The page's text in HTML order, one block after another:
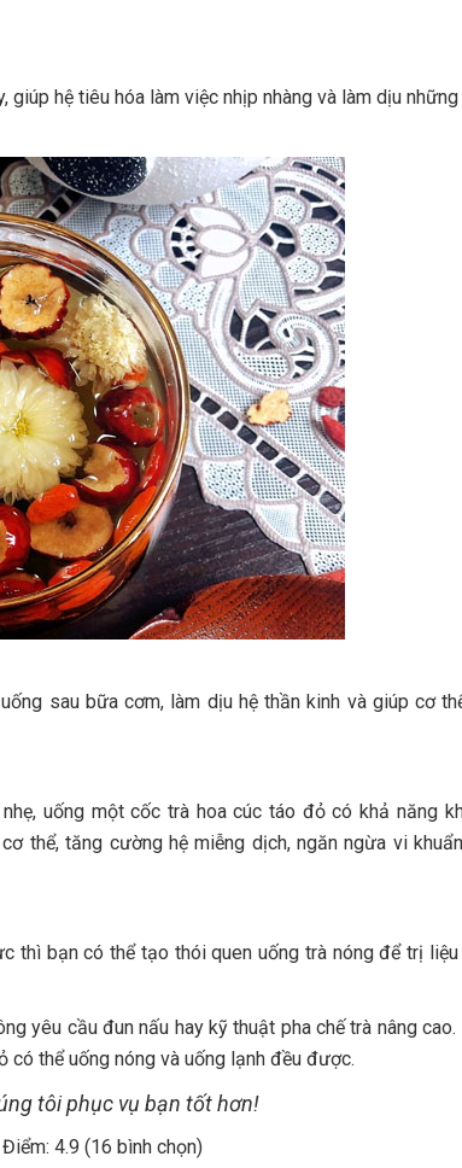
hệ tiêu hóa làm việc nhịp nhàng và làm dịu
sau bữa cơm, làm dịu hệ thần kinh và giúp cơ
uống một cốc trà hoa cúc táo đỏ có khả năng
thể, tăng cường hệ miễng dịch, ngăn ngừa vi
thì bạn có thể tạo thói quen uống trà nóng để trị liệu
yêu cầu đun nấu hay kỹ thuật pha chế trà nâng cao.
có thể uống nóng và uống lạnh đều được.
tôi phục vụ bạn tốt hơn!
Điểm: 4.9 (16 bình chọn)